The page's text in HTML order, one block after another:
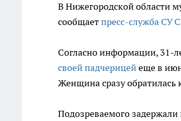
В Нижегородской области
сообщаетпресс-служба СУ
Согласно информации, 31-
своей падчерицейеще в
Женщина сразу обратилась
Подозреваемого